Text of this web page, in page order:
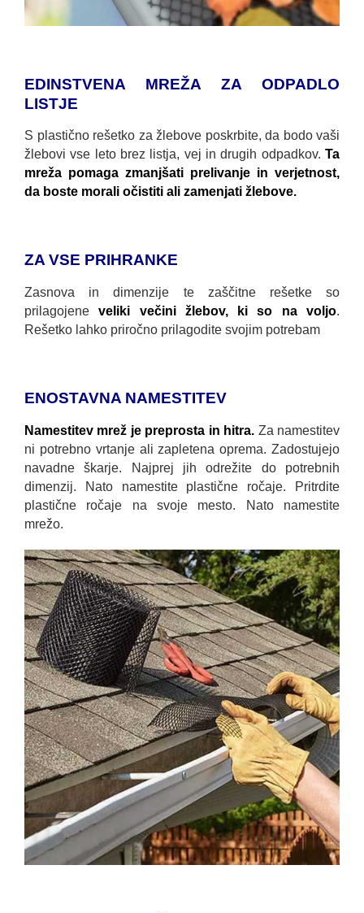
EDINSTVENA MREŽA ZA ODPADLO
LISTJE
S plastično rešetko za žlebove poskrbite, da bodo vaši
žlebovi vse leto brez listja, vej in drugih odpadkov. Ta
mreža pomaga zmanjšati prelivanje in verjetnost,
da boste morali očistiti ali zamenjati žlebove.
ZA VSE PRIHRANKE
Zasnova in dimenzije te zaščitne rešetke so
prilagojeneveliki večini žlebov, ki so na voljo.
Rešetko lahko priročno prilagodite svojim potrebam
ENOSTAVNA NAMESTITEV
Namestitev mrež je preprosta in hitra. Za namestitev
ni potrebno vrtanje ali zapletena oprema. Zadostujejo
navadne škarje. Najprej jih odrežite do potrebnih
dimenzij. Nato namestite plastične ročaje. Pritrdite
plastične ročaje na svoje mesto. Nato namestite
mrežo.